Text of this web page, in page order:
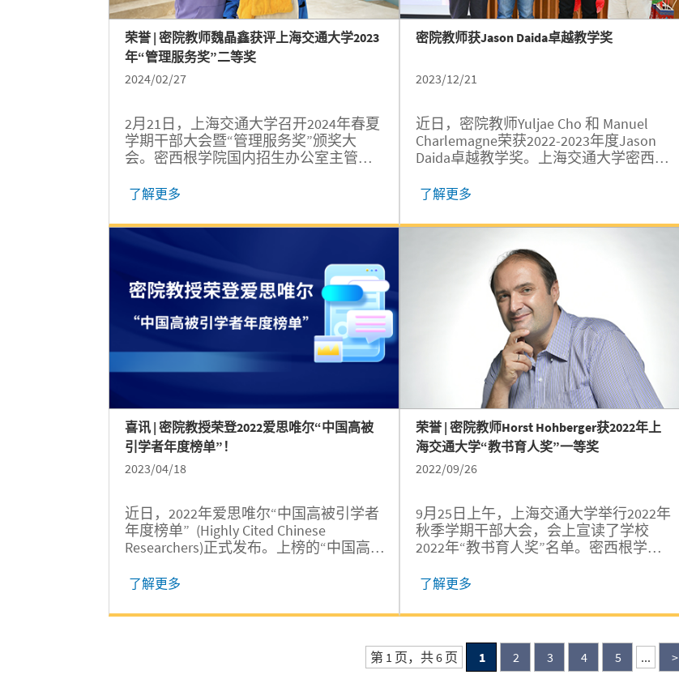
荣誉 | 密院教师魏晶鑫获评上海交通大学2023
年“管理服务奖”二等奖
2024/02/27
2月21日，上海交通大学召开2024年春夏
学期干部大会暨“管理服务奖”颁奖大
会。密西根学院国内招生办公室主管魏
（右五）获颁上海交通大学2023年“管理
密西根学院是中外合作办学的典范，学
院办学既融合了中美教育之所长，也面
对许多困难和挑战。在招生时，面对高
中考生和家长，对学院的国际化办学、
多元化培养的模式有很多困惑。为此，
魏晶鑫系统地设计了常态化、立体化、
多样化的招生工作体系，有效保障了密
西根学院的招生工作稳中向好。 魏晶鑫
了解更多
喜讯 | 密院教授荣登2022爱思唯尔“中国高被
引学者年度榜单”！
2023/04/18
近日，2022年爱思唯尔“中国高被引学者
年度榜单” (Highly Cited Chinese
Researchers)正式发布。上榜的“中国高
校、企业及科研机构，涵盖10个教育部
展现了中国科研领域的人才分布和突破
成来自工学（2347人）。其中，上海交
通大学密西根学院的黄佩森教授、王旭
了解更多
密院教师获Jason Daida卓越教学奖
2023/12/21
近日，密院教师Yuljae Cho 和 Manuel
Charlemagne荣获2022-2023年度Jason
Daida卓越教学奖。上海交通大学密西根
念已故的Jason Daida教授所设立，自
教学一线，具有卓越教学影响力的密院
面均做出了杰出的贡献。 今年恰逢
了解更多
荣誉 | 密院教师Horst Hohberger获2022年上
海交通大学“教书育人奖”一等奖
2022/09/26
9月25日上午，上海交通大学举行2022年
秋季学期干部大会，会上宣读了学校
2022年“教书育人奖”名单。密西根学院
一等奖，成为本届一等奖获得者中唯一
交通大学人才培养的校级最高荣誉，重
作中做出突出贡献、在推动学生“教育增
值”上起到示范引领作用的优秀教师。
了解更多
第 1 页，共 6 页 1 2 3 4 5 ... >